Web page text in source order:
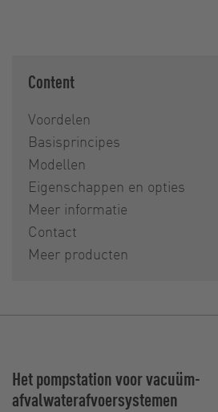
Content
Voordelen
Basisprincipes
Modellen
Eigenschappen en opties
Meer informatie
Contact
Meer producten
Het pompstation voor vacuüm-
afvalwaterafvoersystemen